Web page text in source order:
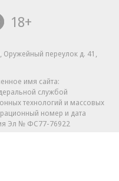
18+
переулок д. 41,
имя сайта:
службой
технологий и массовых
номер и дата
Эл № ФС77-76922